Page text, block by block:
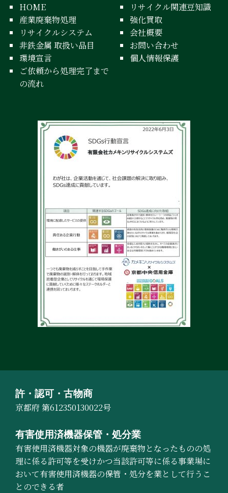
HOME
産業廃棄物処理
リサイクルシステム
非鉄金属 取扱い品目
環境宣言
ご依頼から処理完了まで
の流れ
リサイクル関連豆知識
強化買取
会社概要
お問い合わせ
個人情報保護
許・認可・古物商
京都府 第612350130022号
有害使用済機器保管・処分業
有害使用済機器対象の機器が廃棄物となったものの処
理に係る許可等を受けかつ当該許可等に係る事業場に
おいて有害使用済機器の保管・処分を業として行うこ
とのできる者